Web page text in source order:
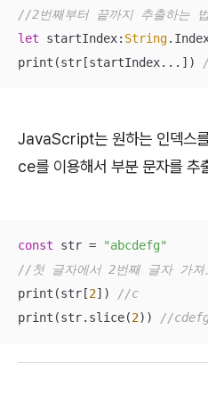
//2번째부터 끝까지 추출하는
let startIndex: String
print(str[startIndex...])
JavaScript는 원하는 인덱스
ce를 이용해서 부분 문자를 추
const str =
"abcdefg"
//첫 글자에서 2번째 글자 가져
print(str[2]) //c
print(str.slice(2)) //